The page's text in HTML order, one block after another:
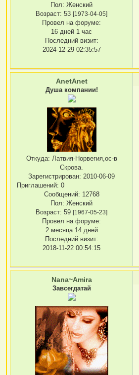
Пол: Женский
Возраст: 53[1973-04-05]
Провел на форуме:
16 дней 1 час
Последний визит:
2024-12-29 02:35:57
AnetAnet
Душа компании!
Откуда: Латвия-Норвегия,ос-в
Скрова.
Зарегистрирован: 2010-06-09
Приглашений: 0
Сообщений: 12768
Пол: Женский
Возраст: 59[1967-05-23]
Провел на форуме:
2 месяца 14 дней
Последний визит:
2018-11-22 00:54:15
Nana~Amira
Завсегдатай